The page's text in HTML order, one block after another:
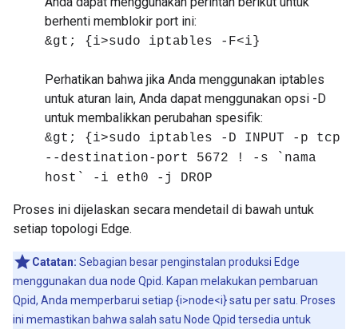
berhenti memblokir port ini:
&gt; {i>sudo iptables -F<i}
Perhatikan bahwa jika Anda menggunakan iptables
untuk aturan lain, Anda dapat menggunakan opsi -D
untuk membalikkan perubahan spesifik:
&gt; {i>sudo iptables -D INPUT -p tcp
--destination-port 5672 ! -s `nama
host` -i eth0 -j DROP
Proses ini dijelaskan secara mendetail di bawah untuk
setiap topologi Edge.
Catatan: Sebagian besar penginstalan produksi Edge
menggunakan dua node Qpid. Kapan melakukan pembaruan
Qpid, Anda memperbarui setiap {i>node<i} satu per satu. Proses
ini memastikan bahwa salah satu Node Qpid tersedia untuk